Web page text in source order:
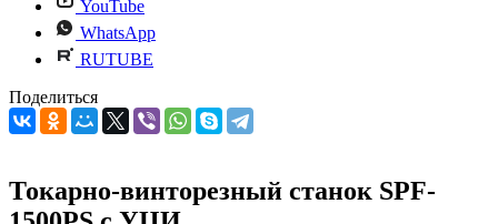
YouTube
WhatsApp
RUTUBE
Поделиться
Токарно-винторезный станок SPF-